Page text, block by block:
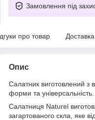
Замовлення під
про товар Доставка
Опис
Салатник виготовлений з
форми та універсальність.
Салатниця Naturel
загартованого скла, яке